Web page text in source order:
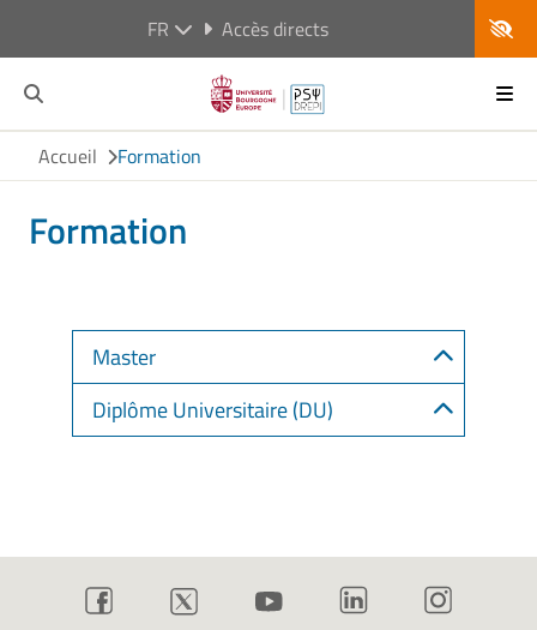
FR Accès directs
Accueil Formation
Formation
Master
Diplôme Universitaire (DU)